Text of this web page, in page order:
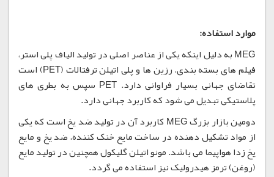
موارد استفاده:
MEG به دلیل اینکه یکی از عناصر اصلی در تولید الیاف پلی استر،
فیلم های بسته بندی، رزین ها و پلی اتیلن ترفتالات (PET) است
تقاضای جهانی بسیار فراوانی دارد. PET سپس به بطری های
پلاستیکی تبدیل می شود که کاربرد جهانی دارد.
دومین بازار بزرگ MEG کاربرد آن در تولید ضد یخ است که یکی
از مواد تشکیل دهنده در ساخت مایع خنک کننده، ضد یخ و مایع
یخ زدا هواپیما می باشد. مونو اتیلن گلیکول همچنین در تولید مایع
(روغن) ترمز هیدرولیک نیز استفاده می گردد.